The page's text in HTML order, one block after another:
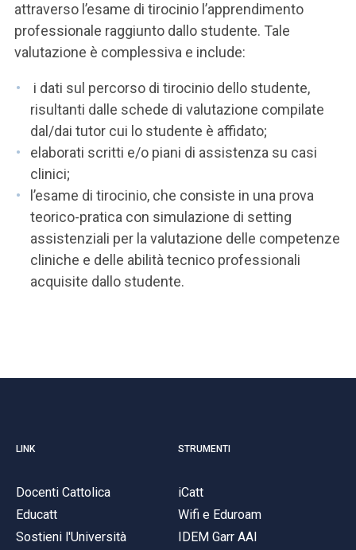
attraverso l’esame di tirocinio l’apprendimento
professionale raggiunto dallo studente. Tale
valutazione è complessiva e include:
i dati sul percorso di tirocinio dello studente,
risultanti dalle schede di valutazione compilate
dal/dai tutor cui lo studente è affidato;
elaborati scritti e/o piani di assistenza su casi
clinici;
l’esame di tirocinio, che consiste in una prova
teorico-pratica con simulazione di setting
assistenziali per la valutazione delle competenze
cliniche e delle abilità tecnico professionali
acquisite dallo studente.
LINK
Docenti Cattolica
Educatt
Sostieni l'Università
STRUMENTI
iCatt
Wifi e Eduroam
IDEM Garr AAI